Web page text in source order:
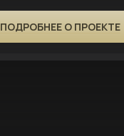
ПОДРОБНЕЕ О ПРОЕКТЕ